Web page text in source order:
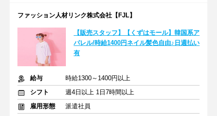
ファッション人材リンク株式会社【FJL】
【販売スタッフ】【くずはモール】韓国系ア
パレル/時給1400円ネイル髪色自由♪日週払い
有
給与
時給1300～1400円以上
シフト
週4日以上 1日7時間以上
雇用形態
派遣社員